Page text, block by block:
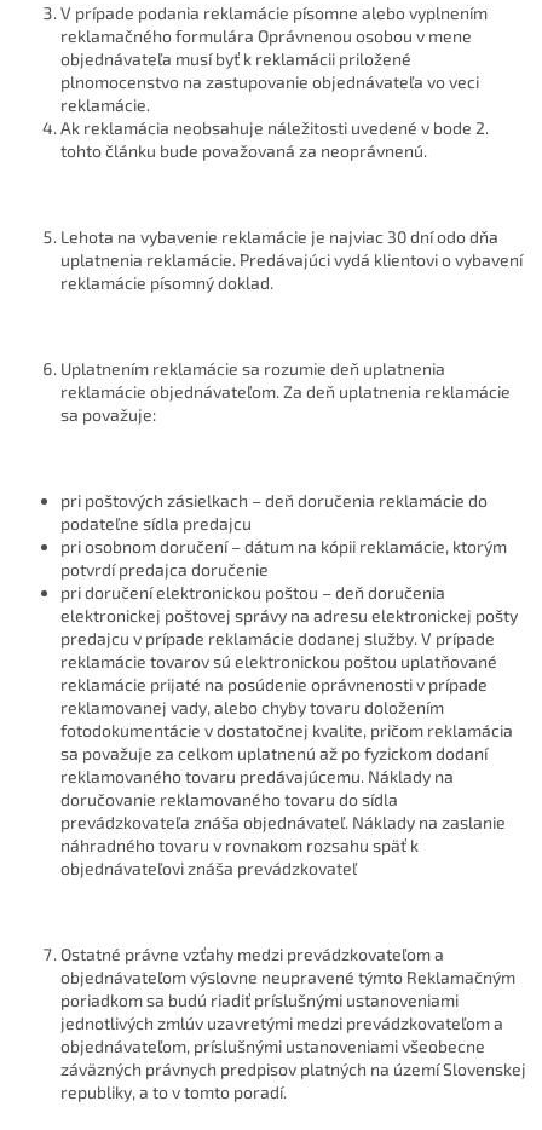
V prípade podania reklamácie písomne alebo vyplnením
reklamačného formulára Oprávnenou osobou v mene
objednávateľa musí byť k reklamácii priložené
plnomocenstvo na zastupovanie objednávateľa vo veci
reklamácie.
Ak reklamácia neobsahuje náležitosti uvedené v bode 2.
tohto článku bude považovaná za neoprávnenú.
Lehota na vybavenie reklamácie je najviac 30 dní odo dňa
uplatnenia reklamácie. Predávajúci vydá klientovi o vybavení
reklamácie písomný doklad.
Uplatnením reklamácie sa rozumie deň uplatnenia
reklamácie objednávateľom. Za deň uplatnenia reklamácie
sa považuje:
pri poštových zásielkach – deň doručenia reklamácie do
podateľne sídla predajcu
pri osobnom doručení – dátum na kópii reklamácie, ktorým
potvrdí predajca doručenie
pri doručení elektronickou poštou – deň doručenia
elektronickej poštovej správy na adresu elektronickej pošty
predajcu v prípade reklamácie dodanej služby. V prípade
reklamácie tovarov sú elektronickou poštou uplatňované
reklamácie prijaté na posúdenie oprávnenosti v prípade
reklamovanej vady, alebo chyby tovaru doložením
fotodokumentácie v dostatočnej kvalite, pričom reklamácia
sa považuje za celkom uplatnenú až po fyzickom dodaní
reklamovaného tovaru predávajúcemu. Náklady na
doručovanie reklamovaného tovaru do sídla
prevádzkovateľa znáša objednávateľ. Náklady na zaslanie
náhradného tovaru v rovnakom rozsahu späť k
objednávateľovi znáša prevádzkovateľ
Ostatné právne vzťahy medzi prevádzkovateľom a
objednávateľom výslovne neupravené týmto Reklamačným
poriadkom sa budú riadiť príslušnými ustanoveniami
jednotlivých zmlúv uzavretými medzi prevádzkovateľom a
objednávateľom, príslušnými ustanoveniami všeobecne
záväzných právnych predpisov platných na území Slovenskej
republiky, a to v tomto poradí.